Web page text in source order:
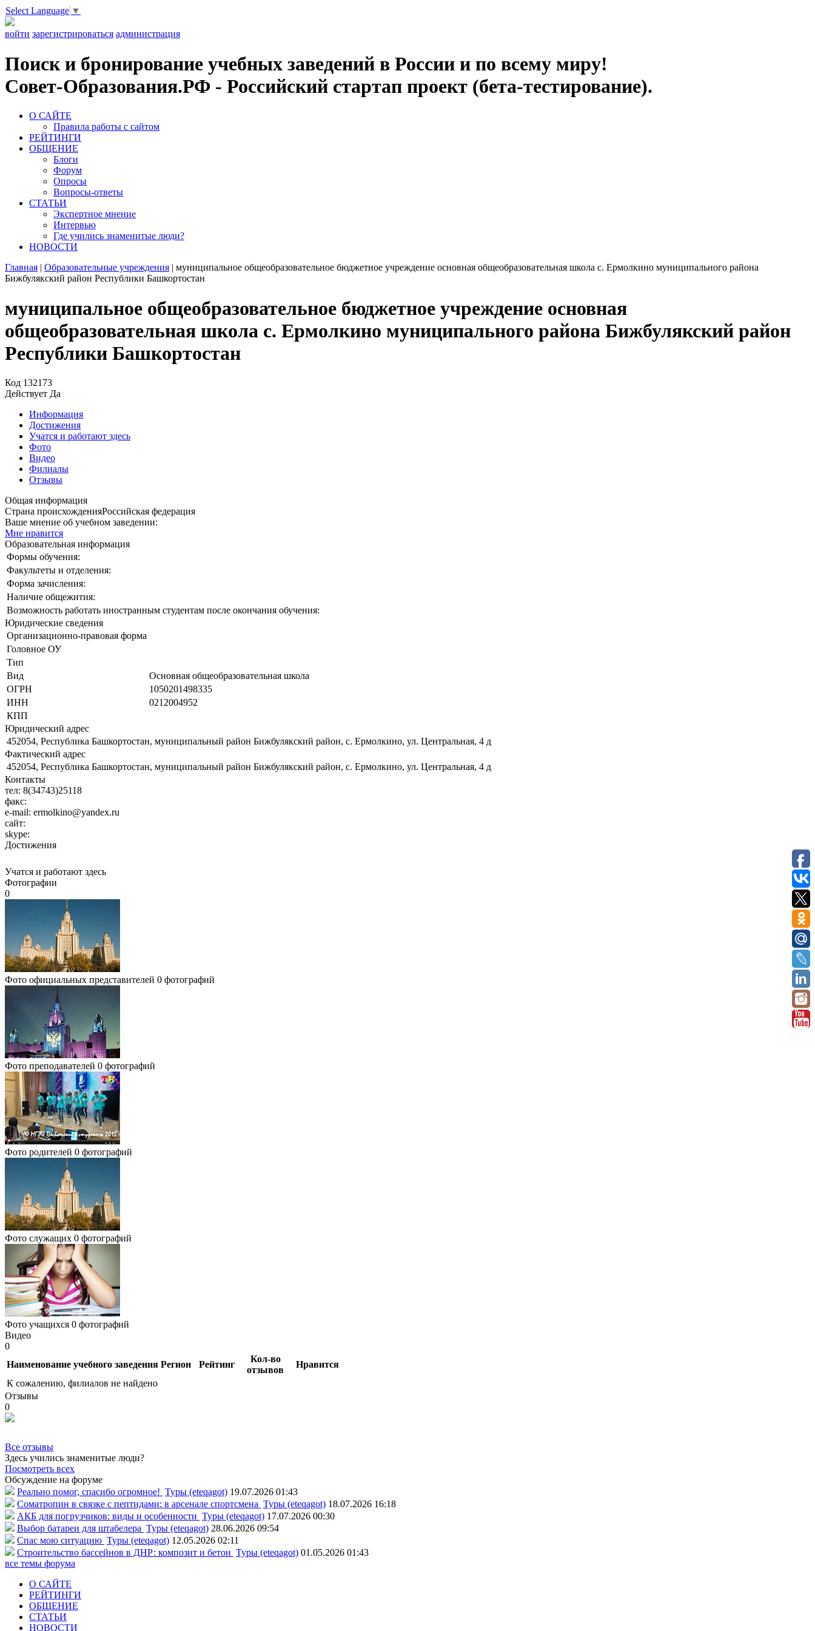
Select Language ▼
войти зарегистрироваться администрация
Поиск и бронирование учебных заведений в России и по всему миру!
Совет-Образования.РФ - Российский стартап проект (бета-тестирование).
О САЙТЕ
Правила работы с сайтом
РЕЙТИНГИ
ОБЩЕНИЕ
Блоги
Форум
Опросы
Вопросы-ответы
СТАТЬИ
Экспертное мнение
Интервью
Где учились знаменитые люди?
НОВОСТИ
Главная | Образовательные учреждения | муниципальное общеобразовательное бюджетное учреждение основная общеобразовательная школа с. Ермолкино муниципального района
Бижбулякский район Республики Башкортостан
муниципальное общеобразовательное бюджетное учреждение основная
общеобразовательная школа с. Ермолкино муниципального района Бижбулякский район
Республики Башкортостан
Код 132173
Действует Да
Информация
Достижения
Учатся и работают здесь
Фото
Видео
Филиалы
Отзывы
Общая информация
Страна происхожденияРоссийская федерация
Ваше мнение об учебном заведении:
Мне нравится
Образовательная информация
Формы обучения:
Факультеты и отделения:
Форма зачисления:
Наличие общежития:
Возможность работать иностранным студентам после окончания обучения:
Юридические сведения
Организационно-правовая форма
Головное ОУ
Тип
Вид
Основная общеобразовательная школа
ОГРН
1050201498335
ИНН
0212004952
КПП
Юридический адрес
452054, Республика Башкортостан, муниципальный район Бижбулякский район, с. Ермолкино, ул. Центральная, 4 д
Фактический адрес
452054, Республика Башкортостан, муниципальный район Бижбулякский район, с. Ермолкино, ул. Центральная, 4 д
Контакты
тел: 8(34743)25118
факс:
e-mail: ermolkino@yandex.ru
сайт:
skype:
Достижения
Учатся и работают здесь
Фотографии
0
Фото официальных представителей 0 фотографий
Фото преподавателей 0 фотографий
Фото родителей 0 фотографий
Фото служащих 0 фотографий
Фото учащихся 0 фотографий
Видео
0
Наименование учебного заведения Регион Рейтинг
Кол-во
отзывов
Нравится
К сожалению, филиалов не найдено
Отзывы
0
Все отзывы
Здесь учились знаменитые люди?
Посмотреть всех
Обсуждение на форуме
Реально помог, спасибо огромное! Туры (eteqagot) 19.07.2026 01:43
Соматропин в связке с пептидами: в арсенале спортсмена Туры (eteqagot) 18.07.2026 16:18
АКБ для погрузчиков: виды и особенности Туры (eteqagot) 17.07.2026 00:30
Выбор батареи для штабелера Туры (eteqagot) 28.06.2026 09:54
Спас мою ситуацию Туры (eteqagot) 12.05.2026 02:11
Строительство бассейнов в ДНР: композит и бетон Туры (eteqagot) 01.05.2026 01:43
все темы форума
О САЙТЕ
РЕЙТИНГИ
ОБЩЕНИЕ
СТАТЬИ
НОВОСТИ